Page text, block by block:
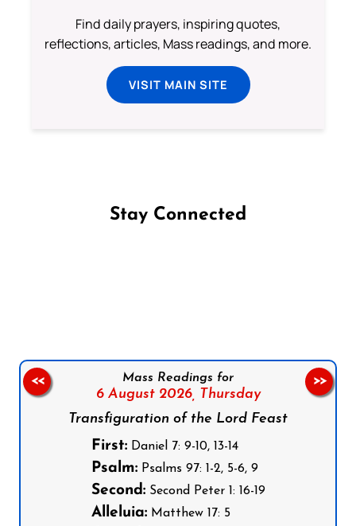
Find daily prayers, inspiring quotes,
reflections, articles, Mass readings, and more.
VISIT MAIN SITE
Stay Connected
Mass Readings for
6 August 2026, Thursday
Transfiguration of the Lord Feast
First:Daniel 7: 9-10, 13-14
Psalm:Psalms 97: 1-2, 5-6, 9
Second:Second Peter 1: 16-19
Alleluia:Matthew 17: 5
<< >>